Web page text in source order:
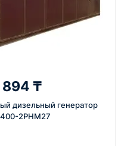
894 ₸
дизельный генератор
2РНМ27